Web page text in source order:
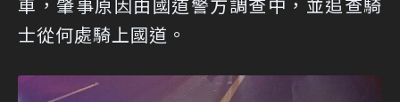
士從何處騎上國道。